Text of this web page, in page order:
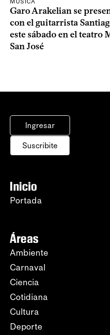
MÚSICA
Garo Arakelian se
con el guitarrista
este sábado en el teatro
San José
Ingresar
Suscribite
Inicio
Portada
Áreas
Ambiente
Carnaval
Ciencia
Cotidiana
Cultura
Deporte